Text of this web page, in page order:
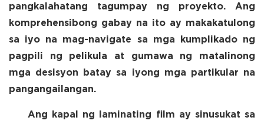
pangkalahatang tagumpay ng proyekto. Ang
komprehensibong gabay na ito ay makakatulong
sa iyo na mag-navigate sa mga kumplikado ng
pagpili ng pelikula at gumawa ng matalinong
mga desisyon batay sa iyong mga partikular na
pangangailangan.
Ang kapal ng laminating film ay sinusukat sa